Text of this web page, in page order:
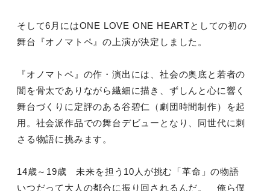
そして6月にはONE LOVE ONE HEARTとしての初の
舞台『オノマトペ』の上演が決定しました。
『オノマトペ』の作・演出には、社会の奥底と若者の
闇を骨太でありながら繊細に描き、ずしんと心に響く
舞台づくりに定評のある谷碧仁（劇団時間制作）を起
用。社会派作品での舞台デビューとなり、同世代に刺
さる物語に挑みます。
14歳～19歳 未来を担う10人が挑む「革命」の物語
いつだって大人の都合に振り回されるんだ。 俺ら僕